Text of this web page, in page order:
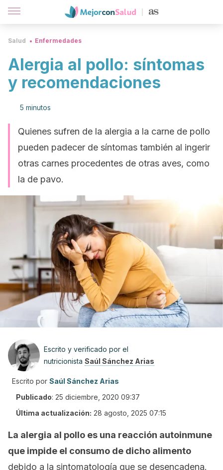
Salud Enfermedades
Alergia al pollo: síntomas
y recomendaciones
5 minutos
Quienes sufren de la alergia a la carne de pollo
pueden padecer de síntomas también al ingerir
otras carnes procedentes de otras aves, como
la de pavo.
Escrito y verificado por el
nutricionista Saúl Sánchez Arias
Escrito por Saúl Sánchez Arias
Publicado: 25 diciembre, 2020 09:37
Última actualización: 28 agosto, 2025 07:15
La alergia al pollo es una reacción autoinmune
que impide el consumo de dicho alimento
debido a la sintomatología que se desencadena.